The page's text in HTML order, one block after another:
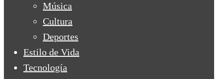
Música
Cultura
Deportes
Estilo de Vida
Tecnología